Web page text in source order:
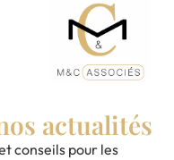
actualités
conseils pour les